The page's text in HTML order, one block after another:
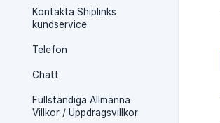
Kontakta Shiplinks
kundservice
Telefon
Chatt
Fullständiga Allmänna
Villkor / Uppdragsvillkor